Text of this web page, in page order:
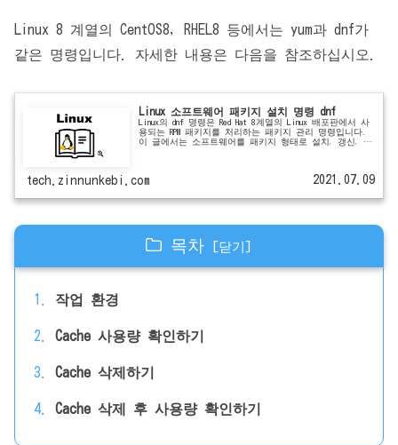
Linux 8 계열의 CentOS8, RHEL8 등에서는 yum과 dnf가
같은 명령입니다. 자세한 내용은 다음을 참조하십시오.
Linux 소프트웨어 패키지 설치 명령 dnf
Linux의 dnf 명령은 Red Hat 8계열의 Linux 배포판에서 사
용되는 RPM 패키지를 처리하는 패키지 관리 명령입니다.
이 글에서는 소프트웨어를 패키지 형태로 설치, 갱신, 삭
tech.zinnunkebi.com 2021.07.09
목차
작업 환경
Cache 사용량 확인하기
Cache 삭제하기
Cache 삭제 후 사용량 확인하기